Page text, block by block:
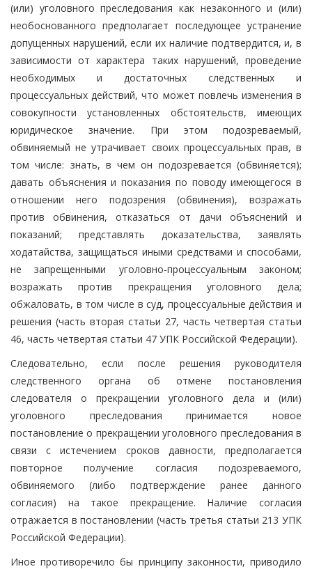
(или) уголовного преследования как незаконного и (или)
необоснованного предполагает последующее устранение
допущенных нарушений, если их наличие подтвердится, и, в
зависимости от характера таких нарушений, проведение
необходимых и достаточных следственных и
процессуальных действий, что может повлечь изменения в
совокупности установленных обстоятельств, имеющих
юридическое значение. При этом подозреваемый,
обвиняемый не утрачивает своих процессуальных прав, в
том числе: знать, в чем он подозревается (обвиняется);
давать объяснения и показания по поводу имеющегося в
отношении него подозрения (обвинения), возражать
против обвинения, отказаться от дачи объяснений и
показаний; представлять доказательства, заявлять
ходатайства, защищаться иными средствами и способами,
не запрещенными уголовно-процессуальным законом;
возражать против прекращения уголовного дела;
обжаловать, в том числе в суд, процессуальные действия и
решения (часть вторая статьи 27, часть четвертая статьи
46, часть четвертая статьи 47 УПК Российской Федерации).
Следовательно, если после решения руководителя
следственного органа об отмене постановления
следователя о прекращении уголовного дела и (или)
уголовного преследования принимается новое
постановление о прекращении уголовного преследования в
связи с истечением сроков давности, предполагается
повторное получение согласия подозреваемого,
обвиняемого (либо подтверждение ранее данного
согласия) на такое прекращение. Наличие согласия
отражается в постановлении (часть третья статьи 213 УПК
Российской Федерации).
Иное противоречило бы принципу законности, приводило